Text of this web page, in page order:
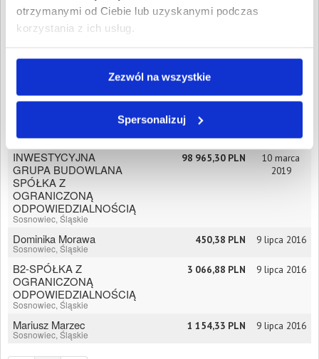
otrzymanymi od Ciebie lub uzyskanymi podczas
korzystania z ich usług.
Zezwól na wszystkie
Spersonalizuj
Zagłębie Sosnowiec
Basket Sp. z o.o.
Sosnowiec, Śląskie
794,64 PLN
Sosnowiec, Śląskie
25 890,39 PLN
22 listopada
Przedsiębiorstwo
Handlowo Usługowe
Sosnowiec, Śląskie
8 lipca 2019
INWESTYCYJNA
GRUPA BUDOWLANA
SPÓŁKA Z
OGRANICZONĄ
ODPOWIEDZIALNOŚCIĄ
Sosnowiec, Śląskie
98 965,30 PLN
10 marca
2019
Dominika Morawa
Sosnowiec, Śląskie
450,38 PLN 9 lipca 2016
B2-SPÓŁKA Z
OGRANICZONĄ
ODPOWIEDZIALNOŚCIĄ
Sosnowiec, Śląskie
3 066,88 PLN 9 lipca 2016
Mariusz Marzec
Sosnowiec, Śląskie
1 154,33 PLN 9 lipca 2016